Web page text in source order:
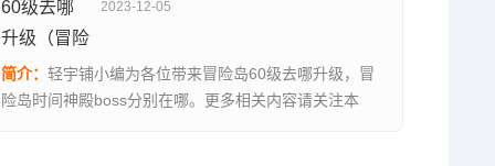
2023-12-05
简介： 轻宇铺小编为各位带来冒险岛60级去哪升级，冒
险岛时间神殿boss分别在哪。更多相关内容请关注本